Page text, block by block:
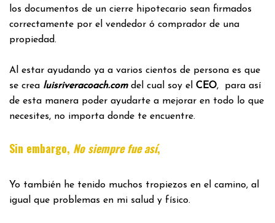
los documentos de un cierre hipotecario sean firmados
correctamente por el vendedor ó comprador de una
propiedad.
Al estar ayudando ya a varios cientos de persona es que
se crea luisriveracoach.comdel cual soy el CEO, para así
de esta manera poder ayudarte a mejorar en todo lo que
necesites, no importa donde te encuentre.
Sin embargo, No siempre fue así,
Yo también he tenido muchos tropiezos en el camino, al
igual que problemas en mi salud y físico.